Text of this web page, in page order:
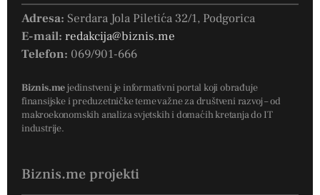
Adresa: Serdara Jola Piletića 32/1, Podgorica
E-mail: redakcija@biznis.me
Telefon: 069/901-666
Biznis.mejedinstveni je informativni portal koji obrađuje
finansijske i preduzetničke teme važne za društveni razvoj – od
makroekonomskih analiza svjetskih i domaćih kretanja do IT
industrije.
Biznis.me projekti